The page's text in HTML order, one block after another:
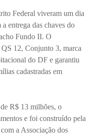
Federal viveram um dia
entrega das chaves do
Fundo II. O
12, Conjunto 3, marca
do DF e garantiu
cadastradas em
R$ 13 milhões, o
e foi construído pela
a Associação dos